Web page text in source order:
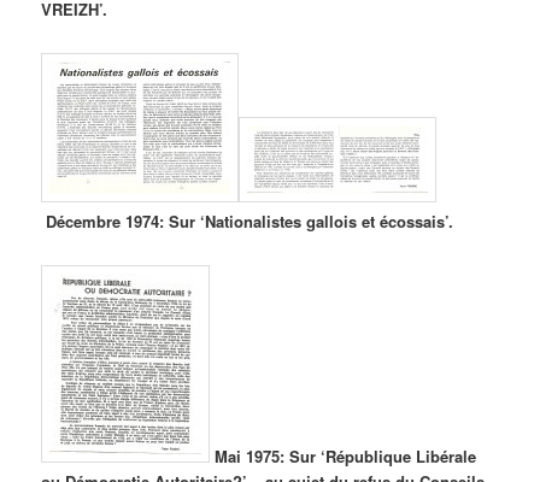
VREIZH’.
Décembre 1974: Sur ‘Nationalistes gallois et écossais’.
Mai 1975: Sur ‘République Libérale